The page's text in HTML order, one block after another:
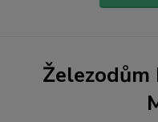
Železodům